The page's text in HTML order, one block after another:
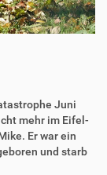
Juni
mehr im Eifel-
Er war ein
und starb